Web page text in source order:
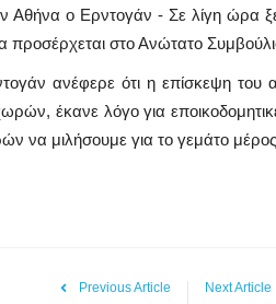
ο Ερντογάν - Σε λίγη ώρα
προσέρχεται στο Ανώτατο
ανέφερε ότι η επίσκεψη του
έκανε λόγο για
να μιλήσουμε για το γεμάτο
Previous Article Next Article